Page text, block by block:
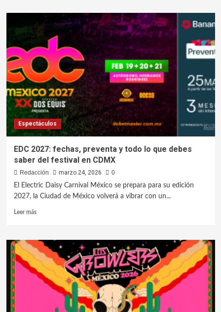
Espectáculos
EDC 2027: fechas, preventa y todo lo que debes
saber del festival en CDMX
Redacción marzo 24, 2026
0
El Electric Daisy Carnival México se prepara para su edición
2027, la Ciudad de México volverá a vibrar con un...
Leer más